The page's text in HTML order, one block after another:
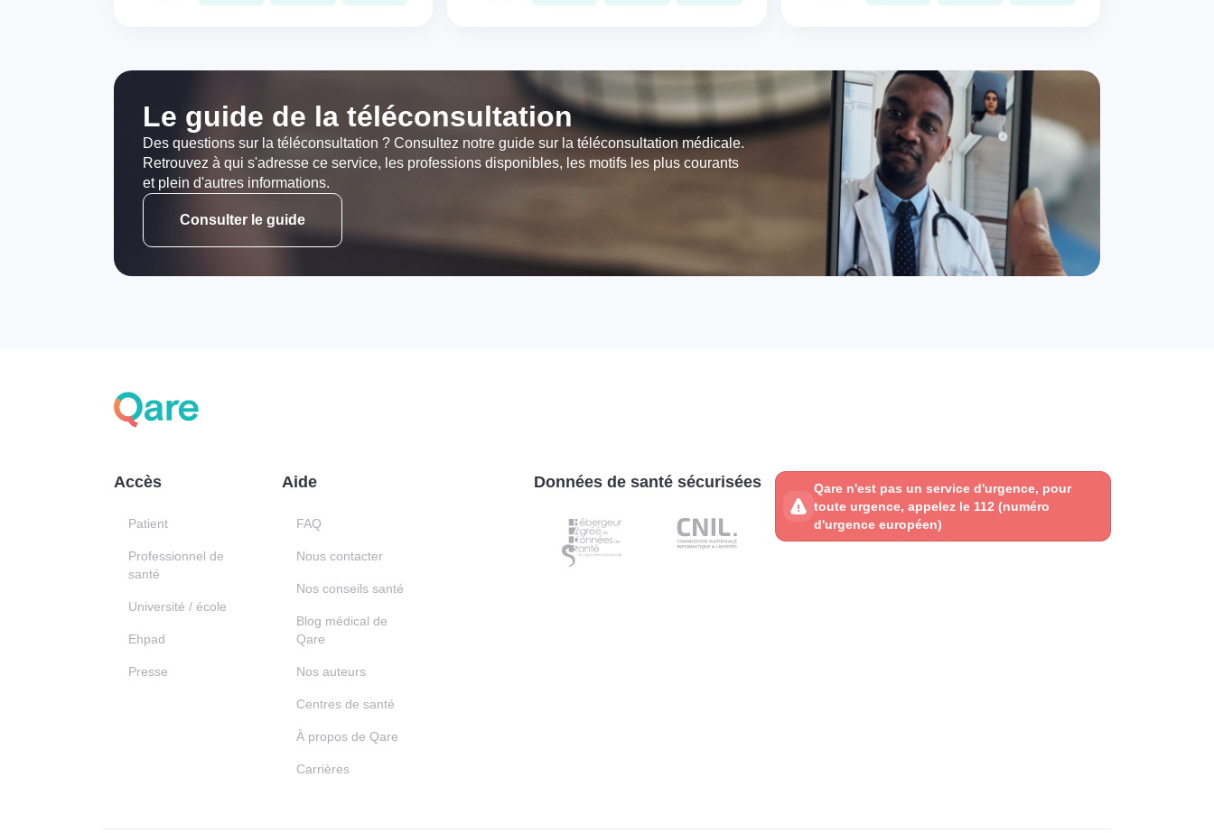
Le guide de la téléconsultation
Des questions sur la téléconsultation ? Consultez notre guide sur la téléconsultation médicale.
Retrouvez à qui s'adresse ce service, les professions disponibles, les motifs les plus courants
et plein d'autres informations.
Consulter le guide
Accès
Patient
Professionnel de
santé
Université / école
Ehpad
Presse
Aide
FAQ
Nous contacter
Nos conseils santé
Blog médical de
Qare
Nos auteurs
Centres de santé
À propos de Qare
Carrières
Données de santé sécurisées
Qare n'est pas un service d'urgence, pour
toute urgence, appelez le 112 (numéro
d'urgence européen)